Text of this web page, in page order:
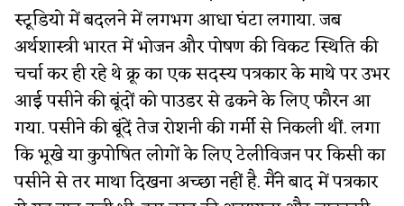
स्टूडियो में बदलने में लगभग आधा घंटा लगाया. जब
अर्थशास्त्री भारत में भोजन और पोषण की विकट स्थिति की
चर्चा कर ही रहे थे क्रू का एक सदस्य पत्रकार के माथे पर उभर
आई पसीने की बूंदों को पाउडर से ढकने के लिए फौरन आ
गया. पसीने की बूंदें तेज रोशनी की गर्मी से निकली थीं. लगा
कि भूखे या कुपोषित लोगों के लिए टेलीविजन पर किसी का
पसीने से तर माथा दिखना अच्छा नहीं है. मैंने बाद में पत्रकार